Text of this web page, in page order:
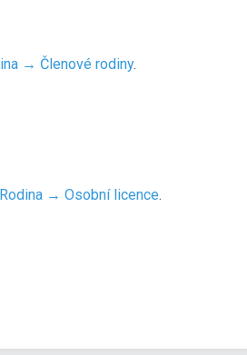
→ Členové rodiny.
Rodina → Osobní licence.